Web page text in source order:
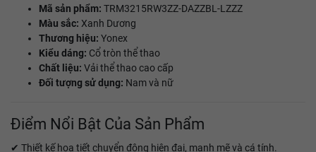
Mã sản phẩm: TRM3215RW3ZZ-DAZZBL-LZZZ
Màu sắc: Xanh Dương
Thương hiệu: Yonex
Kiểu dáng: Cổ tròn thể thao
Chất liệu: Vải thể thao cao cấp
Đối tượng sử dụng: Nam và nữ
Điểm Nổi Bật Của Sản Phẩm
✔ Thiết kế họa tiết chuyển động hiện đại, mạnh mẽ và cá tính.